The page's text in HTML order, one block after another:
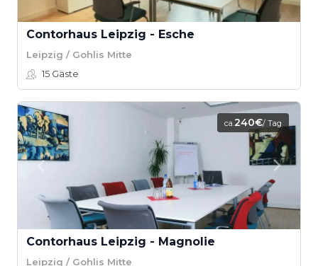
Contorhaus Leipzig - Esche
Leipzig / Gohlis Mitte
15 Gäste
ca.240€/ Tag
Contorhaus Leipzig - Magnolie
Leipzig / Gohlis Mitte